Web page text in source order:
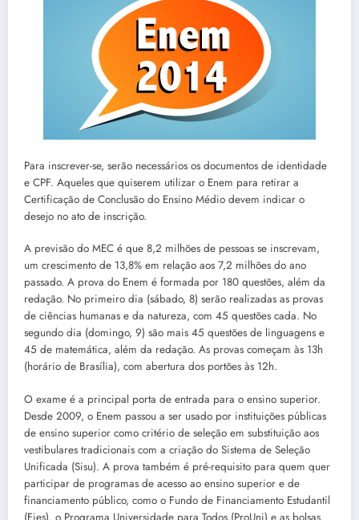
Para inscrever-se, serão necessários os documentos de identidade
e CPF. Aqueles que quiserem utilizar o Enem para retirar a
Certificação de Conclusão do Ensino Médio devem indicar o
desejo no ato de inscrição.
A previsão do MEC é que 8,2 milhões de pessoas se inscrevam,
um crescimento de 13,8% em relação aos 7,2 milhões do ano
passado. A prova do Enem é formada por 180 questões, além da
redação. No primeiro dia (sábado, 8) serão realizadas as provas
de ciências humanas e da natureza, com 45 questões cada. No
segundo dia (domingo, 9) são mais 45 questões de linguagens e
45 de matemática, além da redação. As provas começam às 13h
(horário de Brasília), com abertura dos portões às 12h.
O exame é a principal porta de entrada para o ensino superior.
Desde 2009, o Enem passou a ser usado por instituições públicas
de ensino superior como critério de seleção em substituição aos
vestibulares tradicionais com a criação do Sistema de Seleção
Unificada (Sisu). A prova também é pré-requisito para quem quer
participar de programas de acesso ao ensino superior e de
financiamento público, como o Fundo de Financiamento Estudantil
(Fies), o Programa Universidade para Todos (ProUni) e as bolsas